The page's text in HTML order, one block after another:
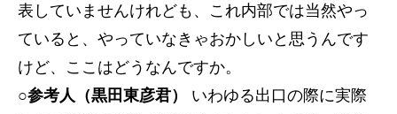
表していませんけれども、これ内部では当然やっ
ていると、やっていなきゃおかしいと思うんです
けど、ここはどうなんですか。
○参考人（黒田東彦君）
いわゆる出口の際に実際